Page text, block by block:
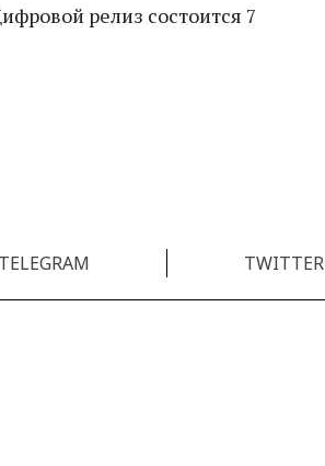
релиз состоится 7
TELEGRAM TWITTER